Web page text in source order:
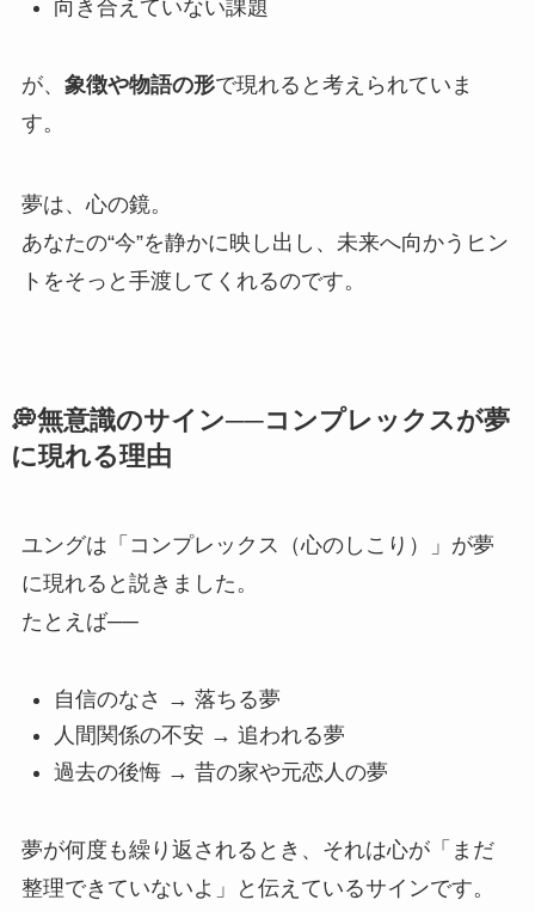
向き合えていない課題
が、 象徴や物語の形で現れると考えられていま
す。
夢は、心の鏡。
あなたの“今”を静かに映し出し、未来へ向かうヒン
トをそっと手渡してくれるのです。
💭無意識のサイン──コンプレックスが夢
に現れる理由
ユングは「コンプレックス（心のしこり）」が夢
に現れると説きました。
たとえば──
自信のなさ → 落ちる夢
人間関係の不安 → 追われる夢
過去の後悔 → 昔の家や元恋人の夢
夢が何度も繰り返されるとき、それは心が「まだ
整理できていないよ」と伝えているサインです。